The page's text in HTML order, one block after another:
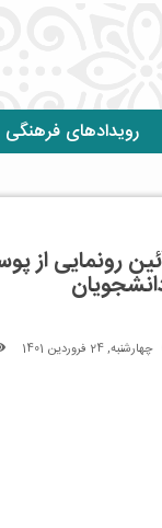
رویدادهای فرهنگی
رونمایی از
چهارشنبه, 24 فروردین 1401